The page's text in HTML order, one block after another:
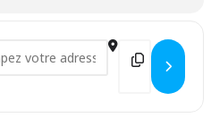
- Fabriquez votre